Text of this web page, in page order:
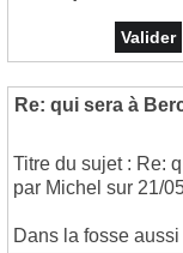
Re: qui sera à
Titre du sujet : Re:
par Michel sur 21/
Dans la fosse aussi